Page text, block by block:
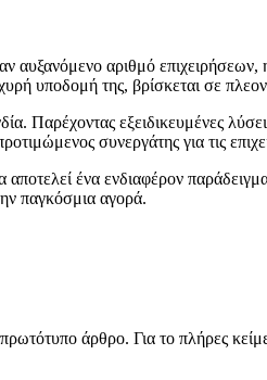
αριθμό επιχειρήσεων,
υποδομή της, βρίσκεται σε
εξειδικευμένες
συνεργάτης για τις
ένα ενδιαφέρον
παγκόσμια αγορά.
άρθρο. Για το πλήρες